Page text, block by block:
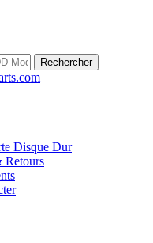
Disque Dur
Retours